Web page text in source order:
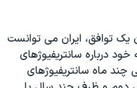
یک توافق، ایران می توانست
خود درباره سانتریفیوژهای
چند ماه سانتریفیوژهای